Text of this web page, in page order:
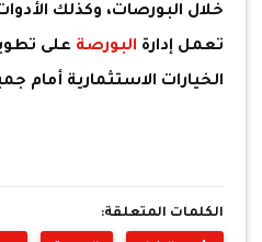
خلال البورصات، وكذلك
تعمل إدارة البورصة على
الخيارات الاستثمارية أمام
الكلمات المتعلقة: